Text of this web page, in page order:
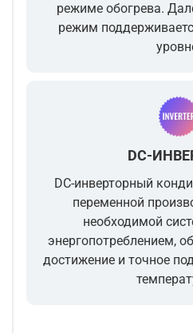
режиме обогрева.
режим
DC-
DC-инверторный
переменной
необходимой
энергопотреблением,
достижение и точное